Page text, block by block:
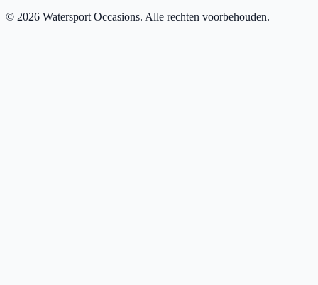
© 2026 Watersport Occasions. Alle rechten voorbehouden.